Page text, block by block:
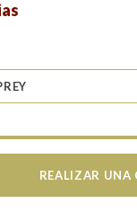
REALIZAR UNA